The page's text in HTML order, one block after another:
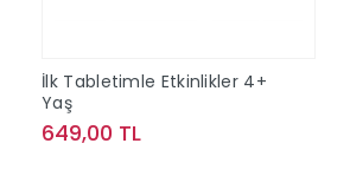
İlk Tabletimle Etkinlikler 4+
Yaş
649,00 TL